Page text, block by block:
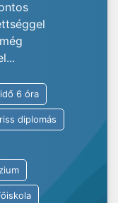
6 óra
diplomás